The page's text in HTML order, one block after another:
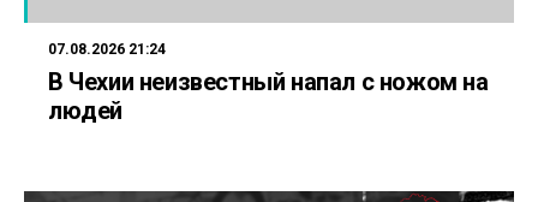
07.08.2026 21:24
В Чехии неизвестный напал с ножом на
людей